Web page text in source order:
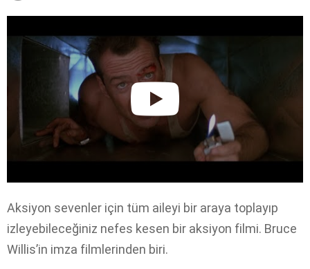
Aksiyon sevenler için tüm aileyi bir araya toplayıp
izleyebileceğiniz nefes kesen bir aksiyon filmi. Bruce
Willis’in imza filmlerinden biri.